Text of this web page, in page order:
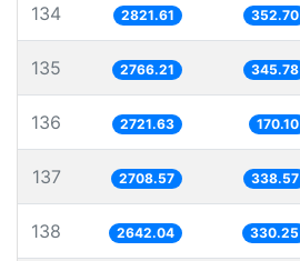
134 2821.61 352.70
135 2766.21 345.78
136 2721.63 170.10
137 2708.57 338.57
138 2642.04 330.25